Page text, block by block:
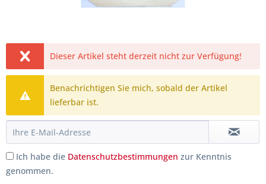
Dieser Artikel steht derzeit nicht zur Verfügung!
Benachrichtigen Sie mich, sobald der Artikel
lieferbar ist.
Ich habe die Datenschutzbestimmungen zur Kenntnis
genommen.